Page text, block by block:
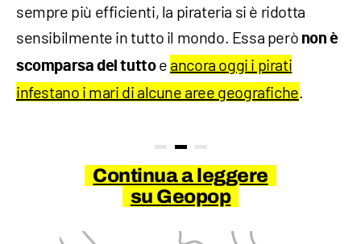
sempre più efficienti, la pirateria si è ridotta
sensibilmente in tutto il mondo. Essa però non è
scomparsa del tutto e ancora oggi i pirati
infestano i mari di alcune aree geografiche.
Continua a leggere
su Geopop